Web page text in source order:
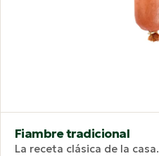
Fiambre tradicional
La receta clásica de la casa.